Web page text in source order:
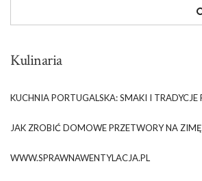
Kulinaria
KUCHNIA PORTUGALSKA: SMAKI I TRADYCJE
JAK ZROBIĆ DOMOWE PRZETWORY NA ZIMĘ
WWW.SPRAWNAWENTYLACJA.PL